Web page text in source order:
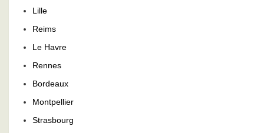
Lille
Reims
Le Havre
Rennes
Bordeaux
Montpellier
Strasbourg